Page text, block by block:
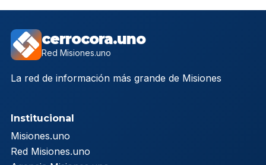
cerrocora.uno
Red Misiones.uno
La red de información más grande de Misiones
Institucional
Misiones.uno
Red Misiones.uno